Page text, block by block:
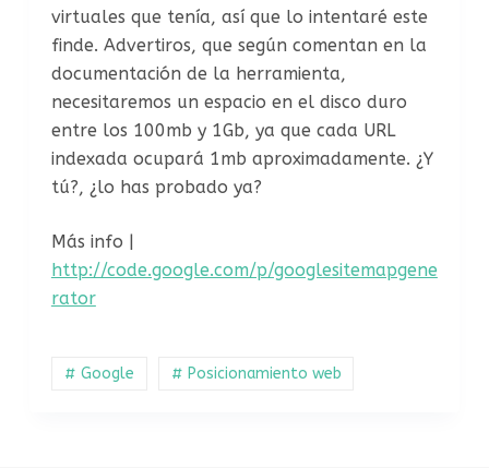
virtuales que tenía, así que lo intentaré este
finde. Advertiros, que según comentan en la
documentación de la herramienta,
necesitaremos un espacio en el disco duro
entre los 100mb y 1Gb, ya que cada URL
indexada ocupará 1mb aproximadamente. ¿Y
tú?, ¿lo has probado ya?
Más info |
http://code.google.com/p/googlesitemapgene
rator
# Google # Posicionamiento web